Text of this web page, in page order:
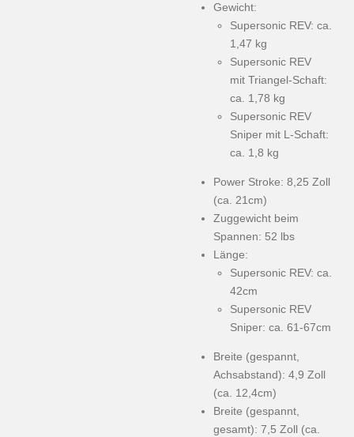
Gewicht:
Supersonic REV: ca.
1,47 kg
Supersonic REV
mit Triangel-Schaft:
ca. 1,78 kg
Supersonic REV
Sniper mit L-Schaft:
ca. 1,8 kg
Power Stroke: 8,25 Zoll
(ca. 21cm)
Zuggewicht beim
Spannen: 52 lbs
Länge:
Supersonic REV: ca.
42cm
Supersonic REV
Sniper: ca. 61-67cm
Breite (gespannt,
Achsabstand): 4,9 Zoll
(ca. 12,4cm)
Breite (gespannt,
gesamt): 7,5 Zoll (ca.